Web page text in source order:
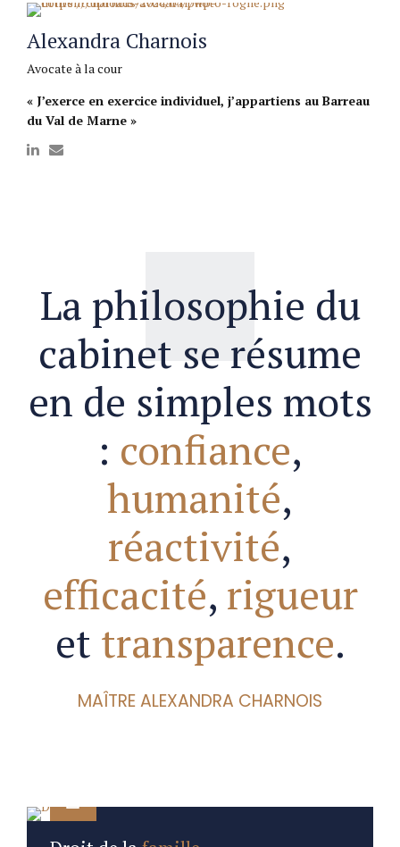
Alexandra Charnois
Avocate à la cour
« J’exerce en exercice individuel, j’appartiens au Barreau
du Val de Marne »
La philosophie du
cabinet se résume
en de simples mots
: confiance,
humanité,
réactivité,
efficacité, rigueur
et transparence.
MAÎTRE ALEXANDRA CHARNOIS